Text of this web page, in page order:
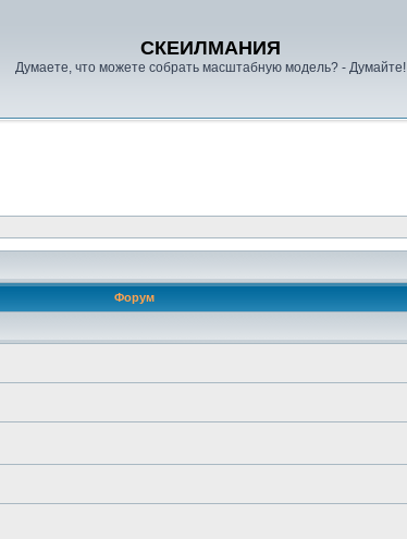
СКЕИЛМАНИЯ
Думаете, что можете собрать масштабную модель? - Думайте!
Форум